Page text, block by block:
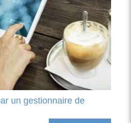
un gestionnaire de